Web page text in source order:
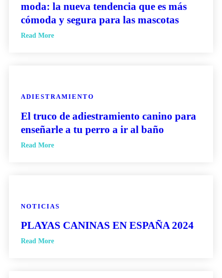
moda: la nueva tendencia que es más
cómoda y segura para las mascotas
Read More
ADIESTRAMIENTO
El truco de adiestramiento canino para
enseñarle a tu perro a ir al baño
Read More
NOTICIAS
PLAYAS CANINAS EN ESPAÑA 2024
Read More